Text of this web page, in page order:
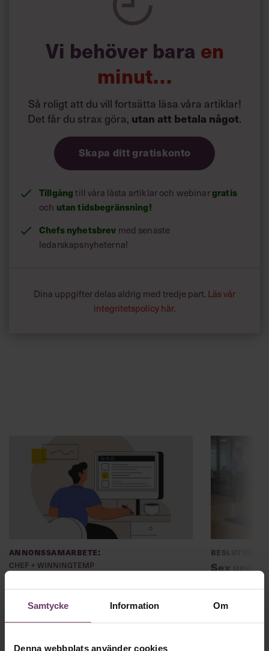
Samtycke Information Om
Denna webbplats använder cookies
Vi behöver bara en
minut…
Så roligt att du vill fortsätta läsa våra artiklar!
Det får du strax göra, utan att betala något.
Skapa ditt gratiskonto
Tillgång till våra låsta artiklar och webinargratis
och utan tidsbegränsning!
Chefs nyhetsbrev med senaste
ledarskapsnyheterna!
Dina uppgifter delas aldrig med tredje part. Läs vår
integritetspolicy här.
Annonssamarbete:
Chef + Winningtemp
Delta i Chefbarometern 2026
undviker